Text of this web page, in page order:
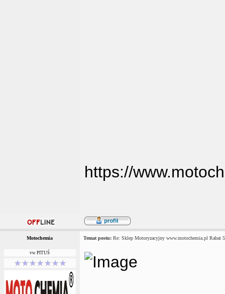
https://
Motochemia Temat postu: Re: Sklep Motoryzacyjny www.motochemia.pl Rabat
vw PITUŚ